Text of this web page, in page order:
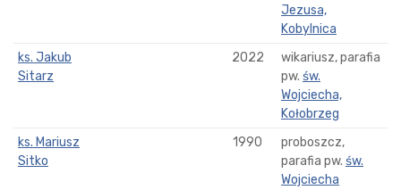
Jezusa,
Kobylnica
ks. Jakub
Sitarz
2022
wikariusz, parafia
pw. św.
Wojciecha,
Kołobrzeg
ks. Mariusz
Sitko
1990
proboszcz,
parafia pw. św.
Wojciecha